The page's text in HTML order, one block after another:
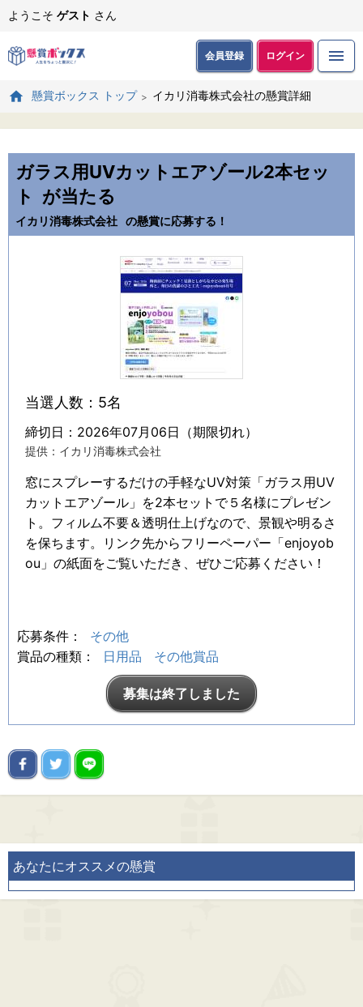
ようこそ ゲスト さん
会員登録 ログイン
懸賞ボックス トップ イカリ消毒株式会社の懸賞詳細
ガラス用UVカットエアゾール2本セッ
ト
が当たる
イカリ消毒株式会社 の懸賞に応募する！
当選人数：5名
締切日：2026年07月06日（期限切れ）
提供：イカリ消毒株式会社
窓にスプレーするだけの手軽なUV対策「ガラス用UV
カットエアゾール」を2本セットで５名様にプレゼン
ト。フィルム不要＆透明仕上げなので、景観や明るさ
を保ちます。リンク先からフリーペーパー「enjoyob
ou」の紙面をご覧いただき、ぜひご応募ください！
応募条件：
その他
賞品の種類：
日用品 その他賞品
募集は終了しました
あなたにオススメの懸賞